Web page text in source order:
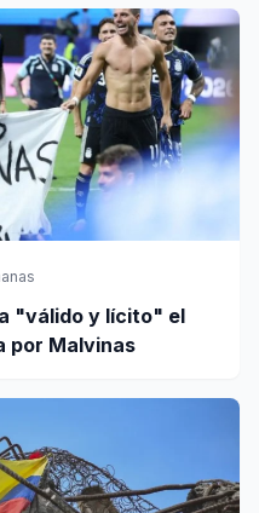
"válido y lícito" el
por Malvinas